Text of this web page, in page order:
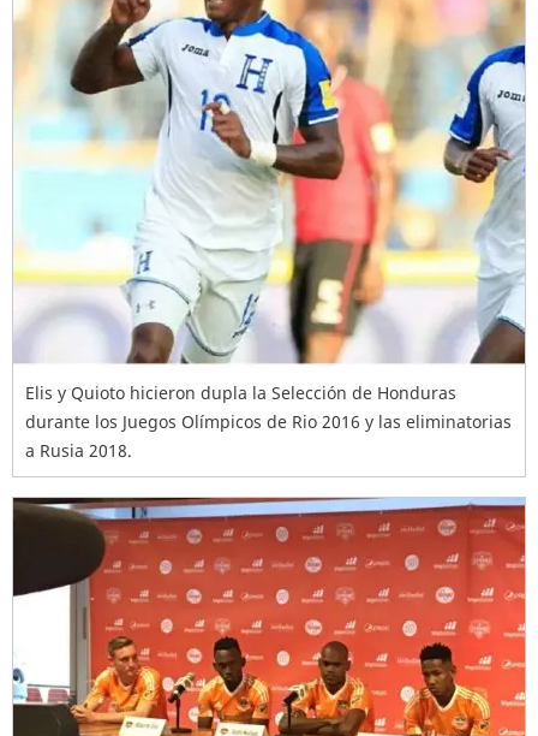
Elis y Quioto hicieron dupla la Selección de Honduras
durante los Juegos Olímpicos de Rio 2016 y las eliminatorias
a Rusia 2018.